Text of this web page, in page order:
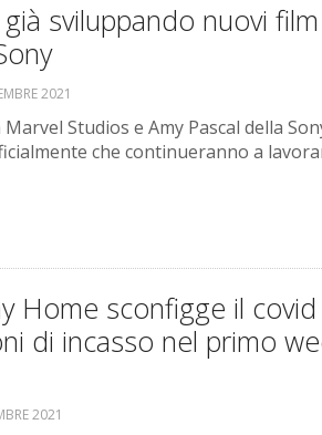
sviluppando nuovi
2021
Studios e Amy Pascal della
che continueranno a
Home sconfigge il
di incasso nel primo
2021